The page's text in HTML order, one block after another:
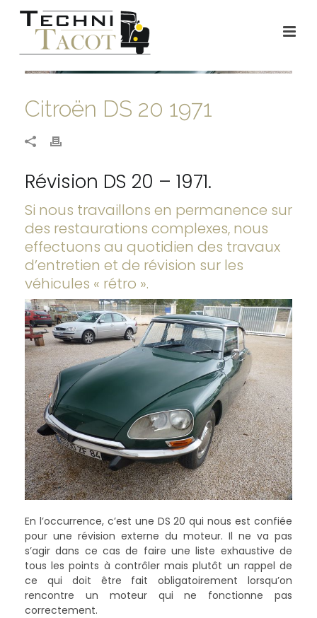
Citroën DS 20 1971
Révision DS 20 – 1971.
Si nous travaillons en permanence sur
des restaurations complexes, nous
effectuons au quotidien des travaux
d’entretien et de révision sur les
véhicules « rétro ».
En l’occurrence, c’est une DS 20 qui nous est confiée
pour une révision externe du moteur. Il ne va pas
s’agir dans ce cas de faire une liste exhaustive de
tous les points à contrôler mais plutôt un rappel de
ce qui doit être fait obligatoirement lorsqu’on
rencontre un moteur qui ne fonctionne pas
correctement.